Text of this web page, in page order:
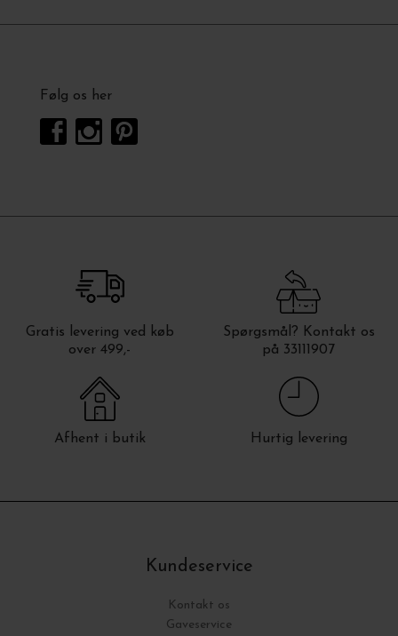
Følg os her
Gratis levering ved køb
over 499,-
Spørgsmål? Kontakt os
på 33111907
Afhent i butik Hurtig levering
Kundeservice
Kontakt os
Gaveservice